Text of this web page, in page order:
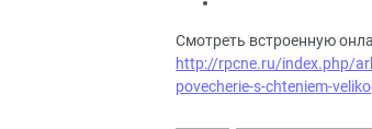
Смотреть встроенную
http://rpcne.ru/index.php/
povecherie-s-chteniem-